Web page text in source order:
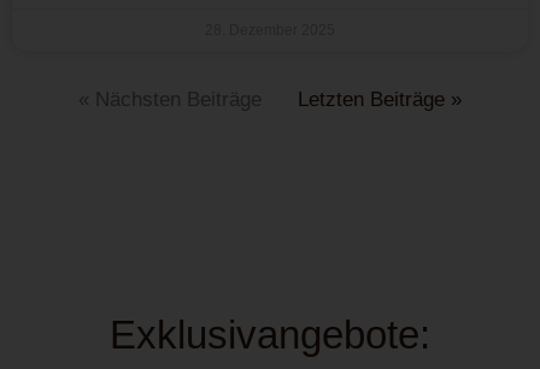
« Nächsten Beiträge Letzten Beiträge »
Exklusivangebote: